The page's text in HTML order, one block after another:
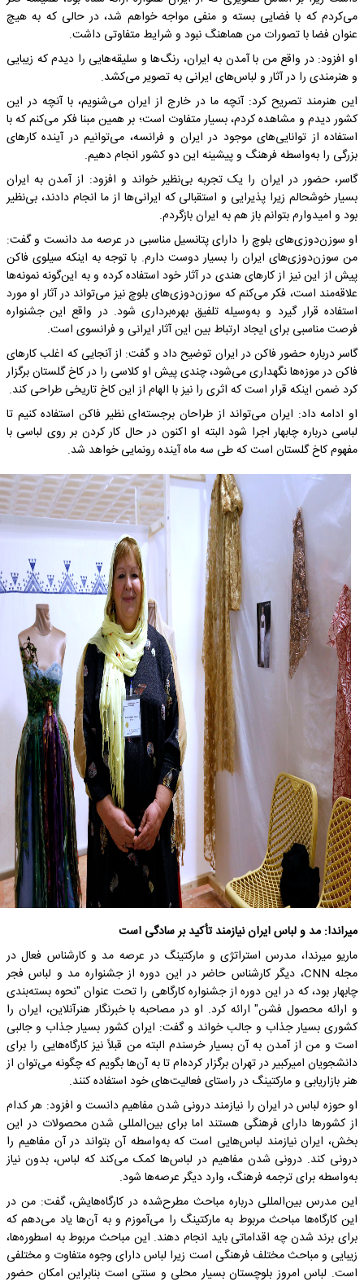
می‌کردم که با فضایی بسته و منفی مواجه خواهم شد، در حالی که به هیچ
عنوان فضا با تصورات من هماهنگ نبود و شرایط متفاوتی داشت.
او افزود: در واقع من با آمدن به ایران، رنگ‌ها و سلیقه‌هایی را دیدم که زیبایی
و هنرمندی را در آثار و لباس‌های ایرانی به تصویر می‌کشد.
این هنرمند تصریح کرد: آنچه ما در خارج از ایران می‌شنویم، با آنچه در این
کشور دیدم و مشاهده کردم، بسیار متفاوت است؛ بر همین مبنا فکر می‌کنم که با
استفاده از توانایی‌های موجود در ایران و فرانسه، می‌توانیم در آینده کارهای
بزرگی را به‌واسطه فرهنگ و پیشینه این دو کشور انجام دهیم.
گاسر، حضور در ایران را یک تجربه بی‌نظیر خواند و افزود: از آمدن به ایران
بسیار خوشحالم زیرا پذیرایی و استقبالی که ایرانی‌ها از ما انجام دادند، بی‌نظیر
بود و امیدوارم بتوانم باز هم به ایران بازگردم.
او سوزن‌دوزی‌های بلوچ را دارای پتانسیل مناسبی در عرصه مد دانست و گفت:
من سوزن‌دوزی‌های ایران را بسیار دوست دارم. با توجه به اینکه سیلوی فاکن
پیش از این نیز از کارهای هندی در آثار خود استفاده کرده و به این‌گونه نمونه‌ها
علاقه‌مند است، فکر می‌کنم که سوزن‌دوزی‌های بلوچ نیز می‌تواند در آثار او مورد
استفاده قرار گیرد و به‌وسیله تلفیق بهره‌برداری شود. در واقع این جشنواره
فرصت مناسبی برای ایجاد ارتباط بین این آثار ایرانی و فرانسوی است.
گاسر درباره حضور فاکن در ایران توضیح داد و گفت: از آنجایی که اغلب کارهای
فاکن در موزه‌ها نگهداری می‌شود، چندی پیش او کلاسی را در کاخ گلستان برگزار
کرد ضمن اینکه قرار است که اثری را نیز با الهام از این کاخ تاریخی طراحی کند.
او ادامه داد: ایران می‌تواند از طراحان برجسته‌ای نظیر فاکن استفاده کنیم تا
لباسی درباره چابهار اجرا شود البته او اکنون در حال کار کردن بر روی لباسی با
مفهوم کاخ گلستان است که طی سه ماه آینده رونمایی خواهد شد.
میراندا: مد و لباس ایران نیازمند تأکید بر سادگی است
ماریو میرندا، مدرس استراتژی و مارکتینگ در عرصه مد و کارشناس فعال در
مجله CNN، دیگر کارشناس حاضر در این دوره از جشنواره مد و لباس فجر
چابهار بود، که در این دوره از جشنواره کارگاهی را تحت عنوان "نحوه بسته‌بندی
و ارائه محصول فشن" ارائه کرد. او در مصاحبه با خبرنگار هنرآنلاین، ایران را
کشوری بسیار جذاب و جالب خواند و گفت: ایران کشور بسیار جذاب و جالبی
است و من از آمدن به آن بسیار خرسندم البته من قبلاً نیز کارگاه‌هایی را برای
دانشجویان امیرکبیر در تهران برگزار کرده‌ام تا به آن‌ها بگویم که چگونه می‌توان از
هنر بازاریابی و مارکتینگ در راستای فعالیت‌های خود استفاده کنند.
او حوزه لباس در ایران را نیازمند درونی شدن مفاهیم دانست و افزود: هر کدام
از کشورها دارای فرهنگی هستند اما برای بین‌المللی شدن محصولات در این
بخش، ایران نیازمند لباس‌هایی است که به‌واسطه آن بتواند در آن مفاهیم را
درونی کند. درونی شدن مفاهیم در لباس‌ها کمک می‌کند که لباس، بدون نیاز
به‌واسطه برای ترجمه فرهنگ، وارد دیگر عرصه‌ها شود.
این مدرس بین‌المللی درباره مباحث مطرح‌شده در کارگاه‌هایش، گفت: من در
این کارگاه‌ها مباحث مربوط به مارکتینگ را می‌آموزم و به آن‌ها یاد می‌دهم که
برای برند شدن چه اقداماتی باید انجام دهند. این مباحث مربوط به اسطوره‌ها،
زیبایی و مباحث مختلف فرهنگی است زیرا لباس دارای وجوه متفاوت و مختلفی
است. لباس امروز بلوچستان بسیار محلی و سنتی است بنابراین امکان حضور